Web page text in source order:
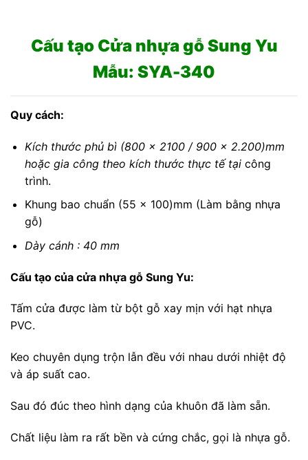
Cấu tạo Cửa nhựa gỗ Sung Yu
Mẫu: SYA-340
Quy cách:
Kích thước phủ bì (800 x 2100 / 900 x 2.200)mm
hoặc gia công theo kích thước thực tế tại công
trình.
Khung bao chuẩn (55 x 100)mm (Làm bằng nhựa
gỗ)
Dày cánh : 40 mm
Cấu tạo của cửa nhựa gỗ Sung Yu:
Tấm cửa được làm từ bột gỗ xay mịn với hạt nhựa
PVC.
Keo chuyên dụng trộn lẫn đều với nhau dưới nhiệt độ
và áp suất cao.
Sau đó đúc theo hình dạng của khuôn đã làm sẵn.
Chất liệu làm ra rất bền và cứng chắc, gọi là nhựa gỗ.